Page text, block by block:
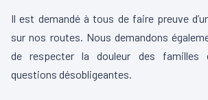
Il est demandé à tous de faire preuve
sur nos routes. Nous demandons
de respecter la douleur des familles
questions désobligeantes.